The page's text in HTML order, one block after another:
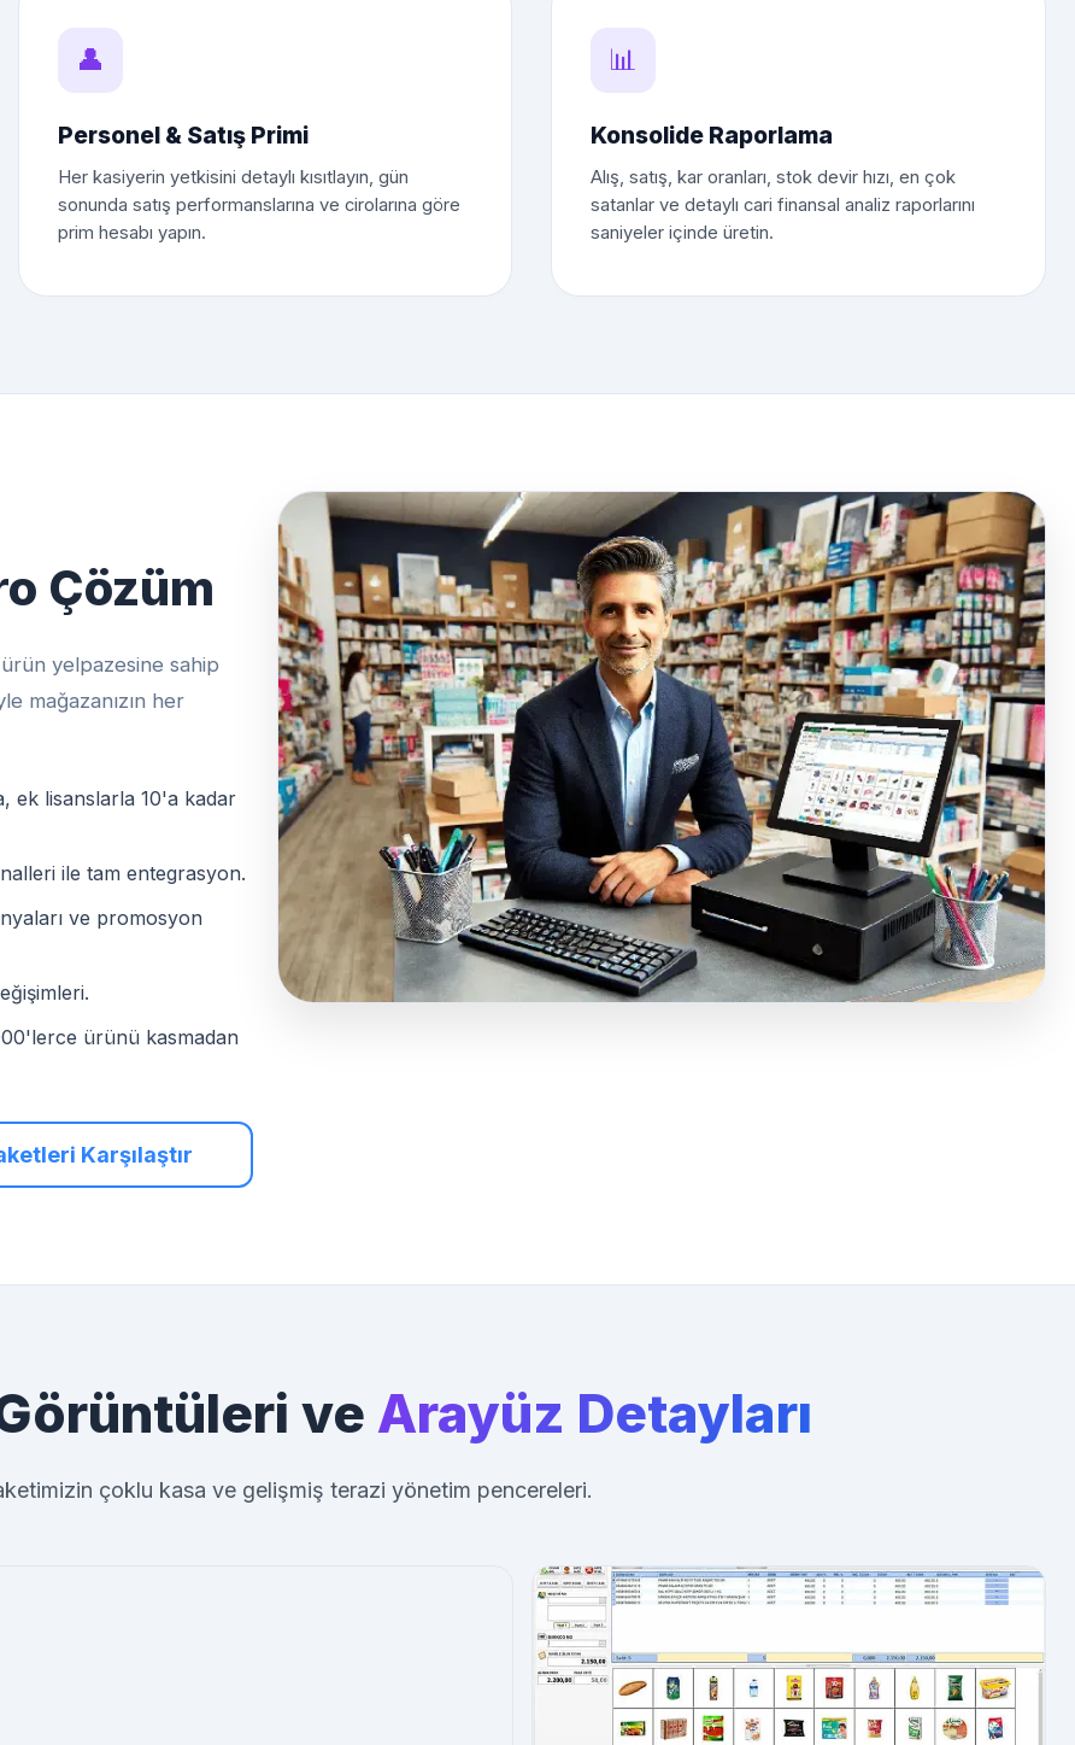
👤
Personel & Satış Primi
Her kasiyerin yetkisini detaylı kısıtlayın, gün
sonunda satış performanslarına ve cirolarına göre
prim hesabı yapın.
📊
Konsolide Raporlama
Alış, satış, kar oranları, stok devir hızı, en çok
satanlar ve detaylı cari finansal analiz raporlarını
saniyeler içinde üretin.
Çözüm
yelpazesine sahip
mağazanızın her
ek lisanslarla 10'a kadar
ile tam entegrasyon.
ve promosyon
ürünü kasmadan
Karşılaştır
ve Arayüz Detayları
çoklu kasa ve gelişmiş terazi yönetim pencereleri.